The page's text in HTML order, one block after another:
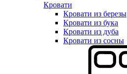
Кровати
Кровати из березы
Кровати из бука
Кровати из дуба
Кровати из сосны